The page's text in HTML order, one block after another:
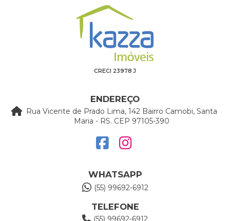
CRECI 23978 J
ENDEREÇO
Rua Vicente de Prado Lima, 142 Bairro Camobi, Santa
Maria - RS. CEP 97105-390
WHATSAPP
(55) 99692-6912
TELEFONE
(55) 99692-6912